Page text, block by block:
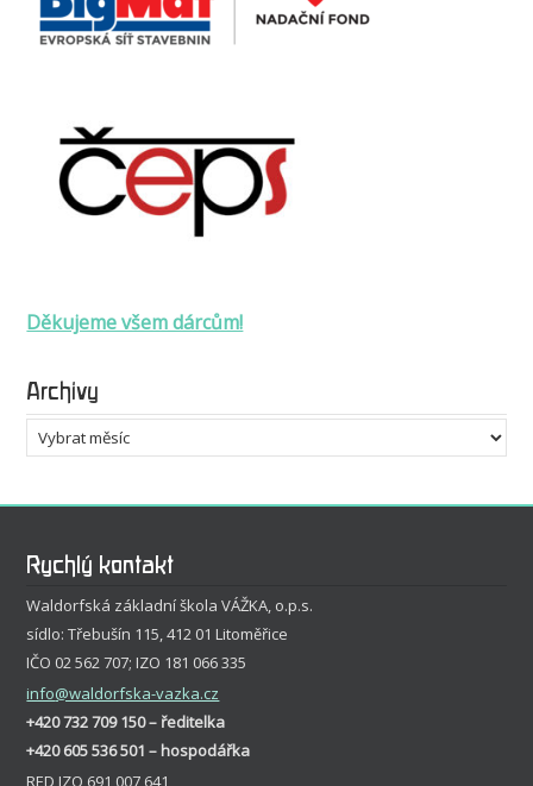
Děkujeme všem dárcům!
Archivy
Archivy
Rychlý kontakt
Waldorfská základní škola VÁŽKA, o.p.s.
sídlo: Třebušín 115, 412 01 Litoměřice
IČO 02 562 707; IZO 181 066 335
info@waldorfska-vazka.cz
+420 732 709 150 – ředitelka
+420 605 536 501 – hospodářka
RED IZO 691 007 641